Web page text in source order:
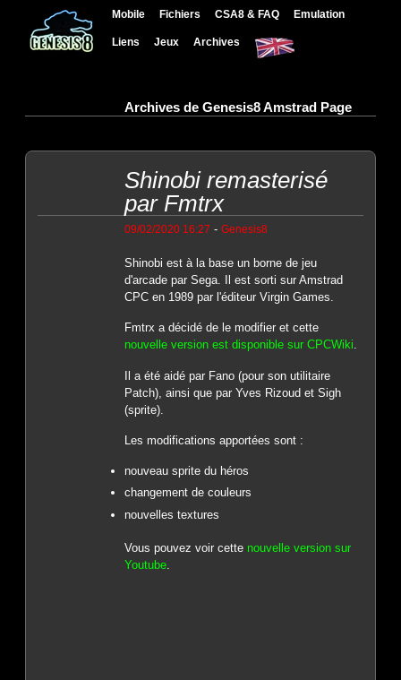
Mobile Fichiers CSA8 & FAQ Emulation
Liens Jeux Archives
Archives de Genesis8 Amstrad Page
Shinobi remasterisé
par Fmtrx
09/02/2020 16:27 - Genesis8
Shinobi est à la base un borne de jeu
d'arcade par Sega. Il est sorti sur Amstrad
CPC en 1989 par l'éditeur Virgin Games.
Fmtrx a décidé de le modifier et cette
nouvelle version est disponible sur CPCWiki.
Il a été aidé par Fano (pour son utilitaire
Patch), ainsi que par Yves Rizoud et Sigh
(sprite).
Les modifications apportées sont :
nouveau sprite du héros
changement de couleurs
nouvelles textures
Vous pouvez voir cette nouvelle version sur
Youtube.